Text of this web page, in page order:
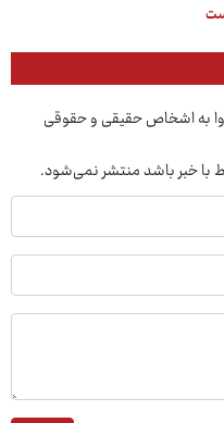
به اشخاص حقیقی و حقوقی
با خبر باشد منتشر نمی‌شود.